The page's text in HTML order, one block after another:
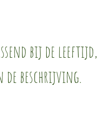
bij de leeftijd,
beschrijving.